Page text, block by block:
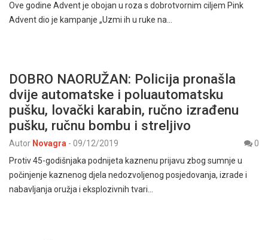
Ove godine Advent je obojan u roza s dobrotvornim ciljem Pink
Advent dio je kampanje „Uzmi ih u ruke na…
DOBRO NAORUŽAN: Policija pronašla
dvije automatske i poluautomatsku
pušku, lovački karabin, ručno izrađenu
pušku, ručnu bombu i streljivo
Autor Novagra - 09/12/2019
0
Protiv 45-godišnjaka podnijeta kaznenu prijavu zbog sumnje u
počinjenje kaznenog djela nedozvoljenog posjedovanja, izrade i
nabavljanja oružja i eksplozivnih tvari…